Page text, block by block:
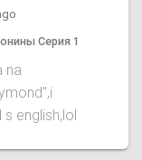
Серия 1
na
english,lol